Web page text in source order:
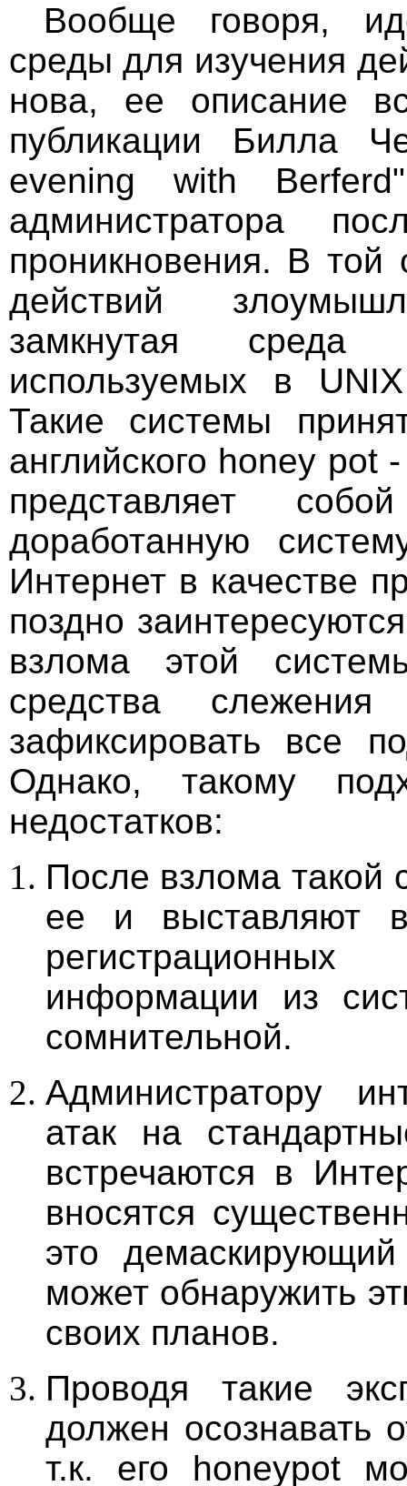
Вообще говоря,
среды для изучения
нова, ее описание
публикации Билла
evening with
администратора
проникновения. В той
действий
замкнутая
используемых в
Такие системы
английского honey
представляет
доработанную
Интернет в качестве
поздно
взлома этой
средства
зафиксировать все
Однако, такому
недостатков:
После взлома такой
ее и выставляют в
информации из
сомнительной.
Администратору
атак на
встречаются в
вносятся
это
может обнаружить
своих планов.
Проводя такие
должен осознавать
т.к. его honeypot